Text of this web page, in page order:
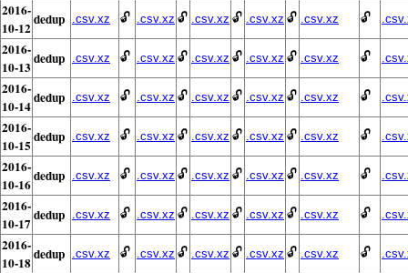
2016-
10-12dedup .csv.xz 🔓 .csv.xz 🔓 .csv.xz 🔓 .csv.xz 🔓 .csv.xz 🔓
2016-
10-13dedup .csv.xz 🔓 .csv.xz 🔓 .csv.xz 🔓 .csv.xz 🔓 .csv.xz 🔓
2016-
10-14dedup .csv.xz 🔓 .csv.xz 🔓 .csv.xz 🔓 .csv.xz 🔓 .csv.xz 🔓
2016-
10-15 dedup .csv.xz 🔓 .csv.xz 🔓 .csv.xz 🔓 .csv.xz 🔓 .csv.xz 🔓
2016-
10-16dedup .csv.xz 🔓 .csv.xz 🔓 .csv.xz 🔓 .csv.xz 🔓 .csv.xz 🔓
2016-
10-17dedup .csv.xz 🔓 .csv.xz 🔓 .csv.xz 🔓 .csv.xz 🔓 .csv.xz 🔓
2016-
10-18dedup .csv.xz 🔓 .csv.xz 🔓 .csv.xz 🔓 .csv.xz 🔓 .csv.xz 🔓